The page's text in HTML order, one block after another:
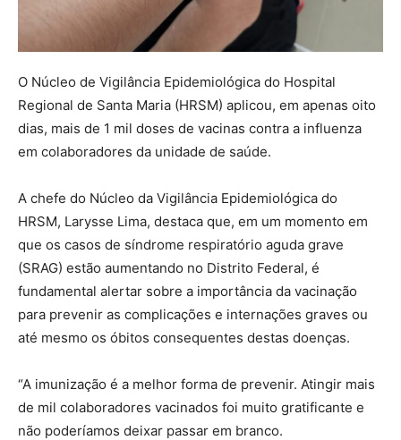
O Núcleo de Vigilância Epidemiológica do Hospital
Regional de Santa Maria (HRSM) aplicou, em apenas oito
dias, mais de 1 mil doses de vacinas contra a influenza
em colaboradores da unidade de saúde.
A chefe do Núcleo da Vigilância Epidemiológica do
HRSM, Larysse Lima, destaca que, em um momento em
que os casos de síndrome respiratório aguda grave
(SRAG) estão aumentando no Distrito Federal, é
fundamental alertar sobre a importância da vacinação
para prevenir as complicações e internações graves ou
até mesmo os óbitos consequentes destas doenças.
“A imunização é a melhor forma de prevenir. Atingir mais
de mil colaboradores vacinados foi muito gratificante e
não poderíamos deixar passar em branco.